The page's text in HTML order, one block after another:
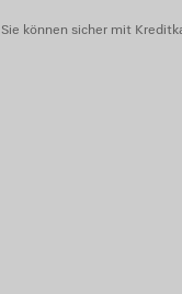
Sie können sicher mit